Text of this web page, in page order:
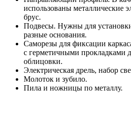
использованы металлические
брус.
Подвесы. Нужны для
разные основания.
Саморезы для фиксации
с герметичными прокладками
облицовки.
Электрическая дрель, набор
Молоток и зубило.
Пила и ножницы по металлу.